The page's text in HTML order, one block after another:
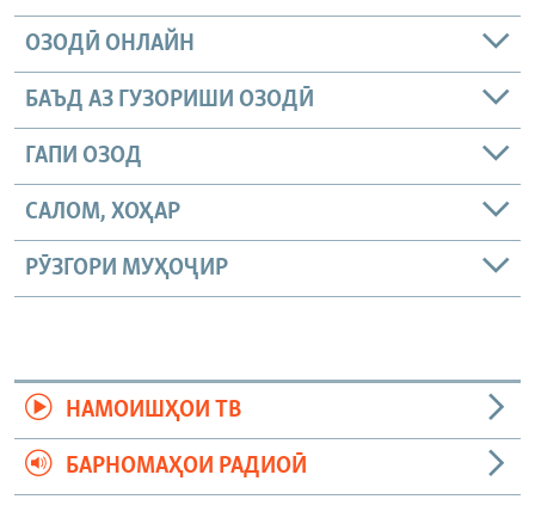
ОЗОДӢ ОНЛАЙН
БАЪД АЗ ГУЗОРИШИ ОЗОДӢ
ГАПИ ОЗОД
САЛОМ, ХОҲАР
РӮЗГОРИ МУҲОҶИР
НАМОИШҲОИ ТВ
БАРНОМАҲОИ РАДИОӢ